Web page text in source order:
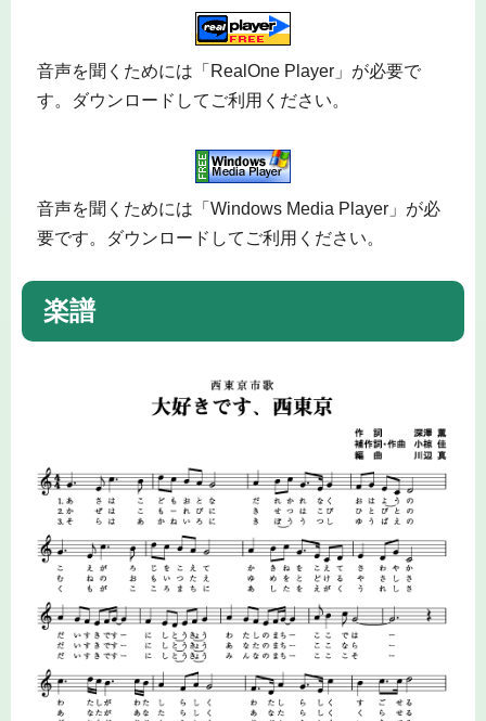
音声を聞くためには「RealOne Player」が必要で
す。ダウンロードしてご利用ください。
音声を聞くためには「Windows Media Player」が必
要です。ダウンロードしてご利用ください。
楽譜